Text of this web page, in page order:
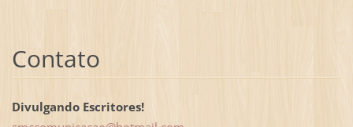
Contato
Divulgando Escritores!